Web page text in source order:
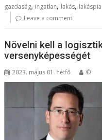
gazdaság, ingatlan, lakás,
Leave a comment
Növelni kell a
versenyképességét
2023. május 01. hétfő ©